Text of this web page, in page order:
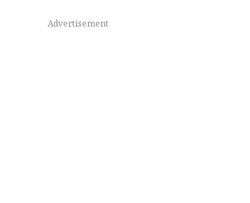
Advertisement